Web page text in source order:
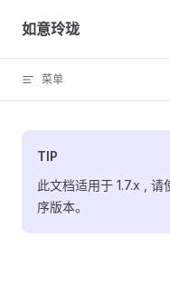
Skip to content
如意玲珑
菜单
TIP
此文档适用于 1.7.x ,
序版本。